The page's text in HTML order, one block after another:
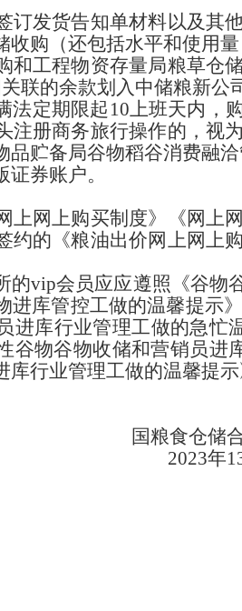
订发货告知单材料以及
收购（还包括水平和使用
和工程物资存量局粮草仓
联的余款划入中储粮新公
法定期限起10上班天内
注册商务旅行操作的，视
品贮备局谷物稻谷消费融
证券账户。
上网上购买制度》《网上
约的《粮油出价网上网上
的vip会员应应遵照《谷
进库管控工做的温馨提示
进库行业管理工做的急忙
谷物谷物收储和营销员进
行业管理工做的温馨提
国粮食仓
2023